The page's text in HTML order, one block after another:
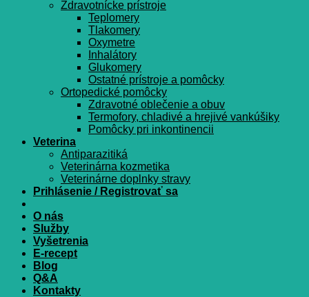
Zdravotnícke prístroje
Teplomery
Tlakomery
Oxymetre
Inhalátory
Glukomery
Ostatné prístroje a pomôcky
Ortopedické pomôcky
Zdravotné oblečenie a obuv
Termofory, chladivé a hrejivé vankúšiky
Pomôcky pri inkontinencii
Veterina
Antiparazitiká
Veterinárna kozmetika
Veterinárne doplnky stravy
Prihlásenie / Registrovať sa
O nás
Služby
Vyšetrenia
E-recept
Blog
Q&A
Kontakty